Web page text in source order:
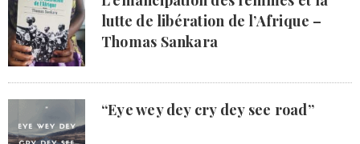
lutte de libération de l’Afrique –
Thomas Sankara
“Eye wey dey cry dey see road”